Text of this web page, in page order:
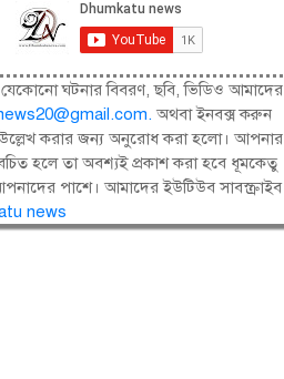
যেকোনো ঘটনার বিবরণ, ছবি, ভিডিও আমাদের
. অথবা ইনবক্স করুন
করার জন্য অনুরোধ করা হলো। আপনার
হলে তা অবশ্যই প্রকাশ করা হবে ধূমকেতু
পাশে। আমাদের ইউটিউব সাবস্ক্রাইব
news